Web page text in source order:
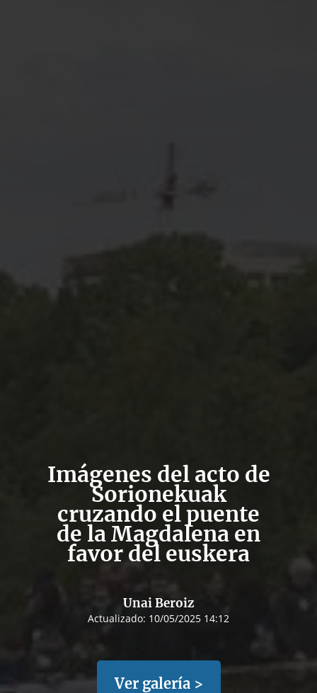
Imágenes del acto de
Sorionekuak
cruzando el puente
de la Magdalena en
favor del euskera
Unai Beroiz
Actualizado: 10/05/2025 14:12
Ver galería >